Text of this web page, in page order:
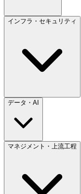
インフラ・セキュリティ
データ・AI
マネジメント・上流工程